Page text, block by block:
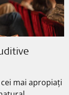
mai apropiați